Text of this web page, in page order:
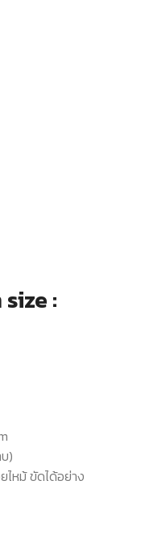
:
)
ไหม้ ขัดได้อย่าง